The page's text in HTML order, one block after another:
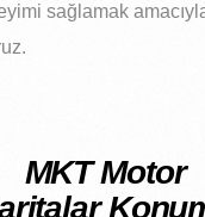
sağlamak
MKT Motor